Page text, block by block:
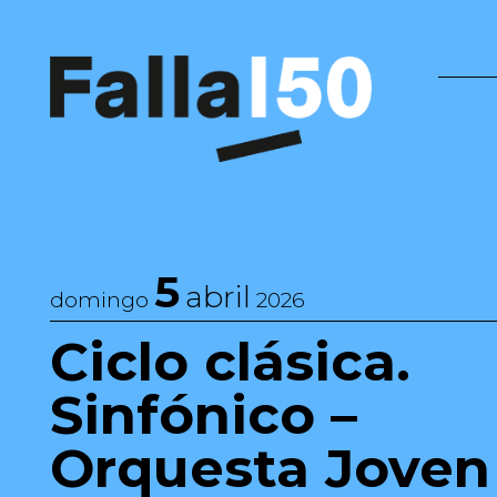
Navegación principal
domingo 5abril 2026
Ciclo clásica.
Sinfónico –
Orquesta